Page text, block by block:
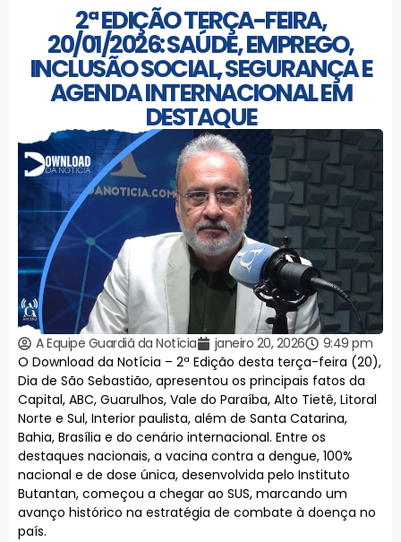
2ª EDIÇÃO TERÇA-FEIRA,
20/01/2026: SAÚDE, EMPREGO,
INCLUSÃO SOCIAL, SEGURANÇA E
AGENDA INTERNACIONAL EM
DESTAQUE
A Equipe Guardiã da Notícia janeiro 20, 2026
9:49 pm
O Download da Notícia – 2ª Edição desta terça-feira (20),
Dia de São Sebastião, apresentou os principais fatos da
Capital, ABC, Guarulhos, Vale do Paraíba, Alto Tietê, Litoral
Norte e Sul, Interior paulista, além de Santa Catarina,
Bahia, Brasília e do cenário internacional. Entre os
destaques nacionais, a vacina contra a dengue, 100%
nacional e de dose única, desenvolvida pelo Instituto
Butantan, começou a chegar ao SUS, marcando um
avanço histórico na estratégia de combate à doença no
país.